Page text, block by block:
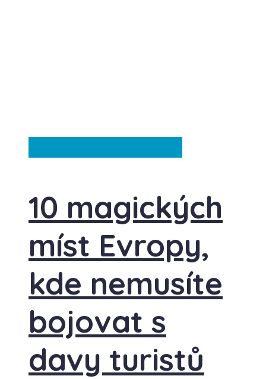
10 magických
míst Evropy,
kde nemusíte
bojovat s
davy turistů